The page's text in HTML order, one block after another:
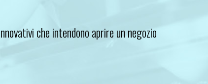
che intendono aprire un negozio